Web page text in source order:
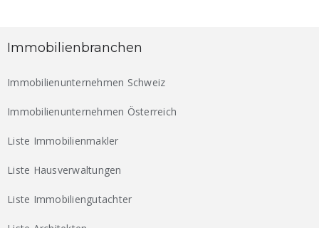
Immobilienbranchen
Immobilienunternehmen Schweiz
Immobilienunternehmen Österreich
Liste Immobilienmakler
Liste Hausverwaltungen
Liste Immobiliengutachter